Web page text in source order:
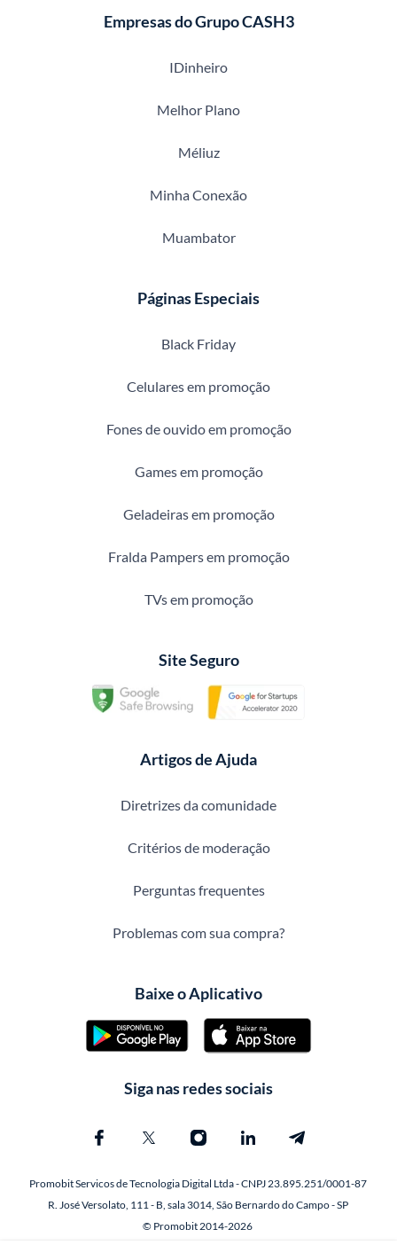
Empresas do Grupo CASH3
IDinheiro
Melhor Plano
Méliuz
Minha Conexão
Muambator
Páginas Especiais
Black Friday
Celulares em promoção
Fones de ouvido em promoção
Games em promoção
Geladeiras em promoção
Fralda Pampers em promoção
TVs em promoção
Site Seguro
Artigos de Ajuda
Diretrizes da comunidade
Critérios de moderação
Perguntas frequentes
Problemas com sua compra?
Baixe o Aplicativo
Siga nas redes sociais
Promobit Servicos de Tecnologia Digital Ltda - CNPJ 23.895.251/0001-87
R. José Versolato, 111 - B, sala 3014, São Bernardo do Campo - SP
© Promobit 2014-2026